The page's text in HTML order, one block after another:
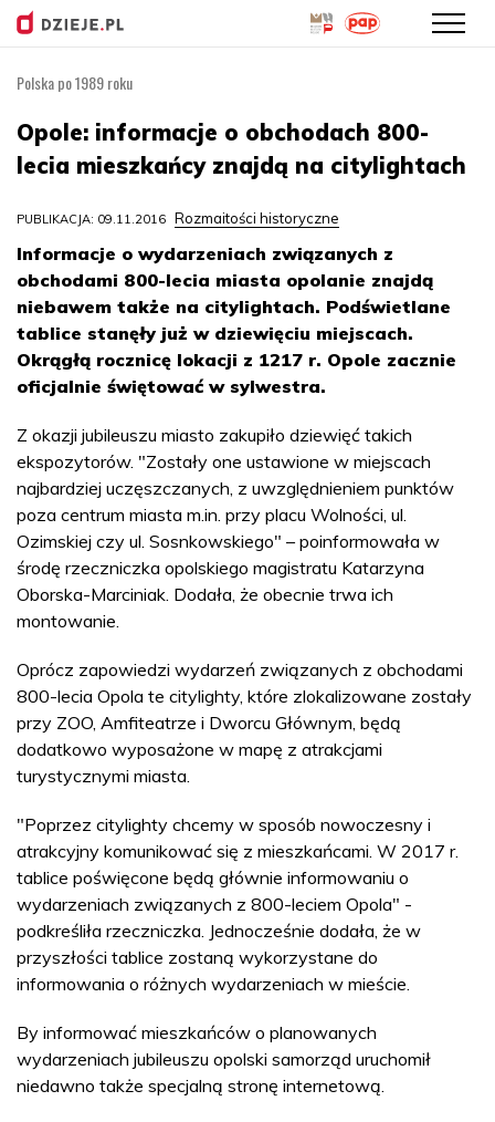
treści
Polska po 1989 roku
Opole: informacje o obchodach 800-
lecia mieszkańcy znajdą na citylightach
PUBLIKACJA: 09.11.2016 Rozmaitości historyczne
Informacje o wydarzeniach związanych z
obchodami 800-lecia miasta opolanie znajdą
niebawem także na citylightach. Podświetlane
tablice stanęły już w dziewięciu miejscach.
Okrągłą rocznicę lokacji z 1217 r. Opole zacznie
oficjalnie świętować w sylwestra.
Z okazji jubileuszu miasto zakupiło dziewięć takich
ekspozytorów. "Zostały one ustawione w miejscach
najbardziej uczęszczanych, z uwzględnieniem punktów
poza centrum miasta m.in. przy placu Wolności, ul.
Ozimskiej czy ul. Sosnkowskiego" – poinformowała w
środę rzeczniczka opolskiego magistratu Katarzyna
Oborska-Marciniak. Dodała, że obecnie trwa ich
montowanie.
Oprócz zapowiedzi wydarzeń związanych z obchodami
800-lecia Opola te citylighty, które zlokalizowane zostały
przy ZOO, Amfiteatrze i Dworcu Głównym, będą
dodatkowo wyposażone w mapę z atrakcjami
turystycznymi miasta.
"Poprzez citylighty chcemy w sposób nowoczesny i
atrakcyjny komunikować się z mieszkańcami. W 2017 r.
tablice poświęcone będą głównie informowaniu o
wydarzeniach związanych z 800-leciem Opola" -
podkreśliła rzeczniczka. Jednocześnie dodała, że w
przyszłości tablice zostaną wykorzystane do
informowania o różnych wydarzeniach w mieście.
By informować mieszkańców o planowanych
wydarzeniach jubileuszu opolski samorząd uruchomił
niedawno także specjalną stronę internetową.